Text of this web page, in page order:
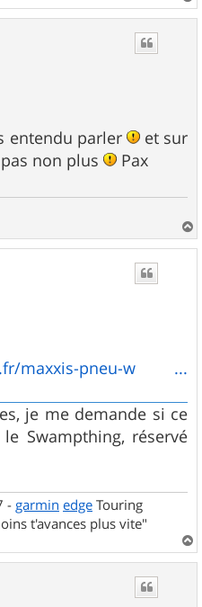
a
entendu parler
et sur
non plus
Pax
a
maxxis-pneu-w ...
je me demande si ce
Swampthing, réservé
- garmin edge Touring
t'avances plus vite"
a